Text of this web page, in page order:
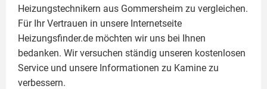
Heizungstechnikern aus Gommersheim zu vergleichen.
Für Ihr Vertrauen in unsere Internetseite
Heizungsfinder.de möchten wir uns bei Ihnen
bedanken. Wir versuchen ständig unseren kostenlosen
Service und unsere Informationen zu Kamine zu
verbessern.